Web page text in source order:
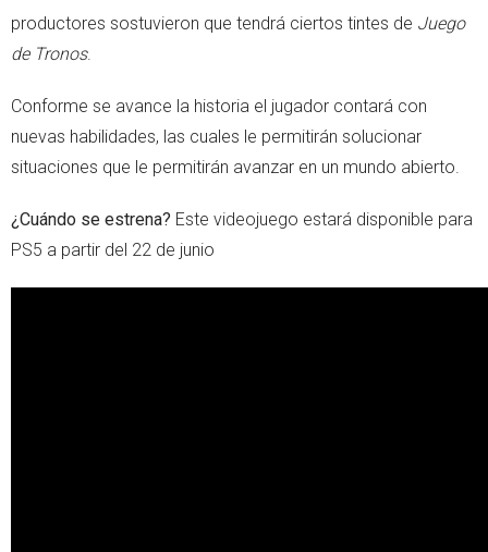
productores sostuvieron que tendrá ciertos tintes de Juego
de Tronos.
Conforme se avance la historia el jugador contará con
nuevas habilidades, las cuales le permitirán solucionar
situaciones que le permitirán avanzar en un mundo abierto.
¿Cuándo se estrena? Este videojuego estará disponible para
PS5 a partir del 22 de junio